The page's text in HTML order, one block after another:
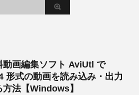
動画編集ソフト AviUtl で
形式の動画を読み込み・出力
方法【Windows】